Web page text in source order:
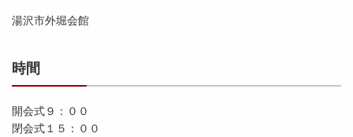
湯沢市外堀会館
時間
開会式９：００
閉会式１５：００